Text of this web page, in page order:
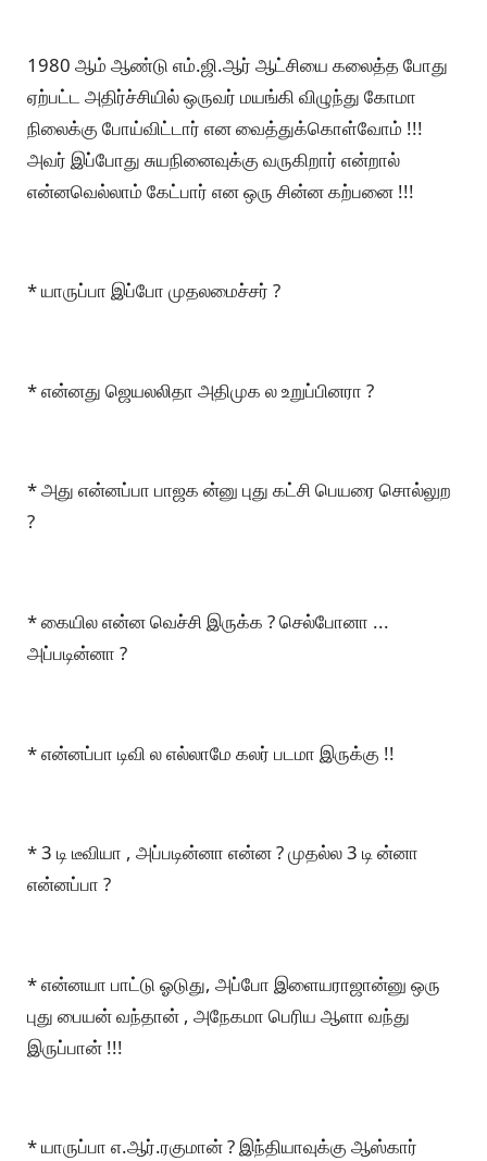
1980 ஆம் ஆண்டு எம்.ஜி.ஆர் ஆட்சியை கலைத்த போது
ஏற்பட்ட அதிர்ச்சியில் ஒருவர் மயங்கி விழுந்து கோமா
நிலைக்கு போய்விட்டார் என வைத்துக்கொள்வோம் !!!
அவர் இப்போது சுயநினைவுக்கு வருகிறார் என்றால்
என்னவெல்லாம் கேட்பார் என ஒரு சின்ன கற்பனை !!!
* யாருப்பா இப்போ முதலமைச்சர் ?
* என்னது ஜெயலலிதா அதிமுக ல உறுப்பினரா ?
* அது என்னப்பா பாஜக ன்னு புது கட்சி பெயரை சொல்லுற
?
* கையில என்ன வெச்சி இருக்க ? செல்போனா ...
அப்படின்னா ?
* என்னப்பா டிவி ல எல்லாமே கலர் படமா இருக்கு !!
* 3 டி டீவியா , அப்படின்னா என்ன ? முதல்ல 3 டி ன்னா
என்னப்பா ?
* என்னயா பாட்டு ஓடுது, அப்போ இளையராஜான்னு ஒரு
புது பையன் வந்தான் , அநேகமா பெரிய ஆளா வந்து
இருப்பான் !!!
* யாருப்பா எ.ஆர்.ரகுமான் ? இந்தியாவுக்கு ஆஸ்கார்